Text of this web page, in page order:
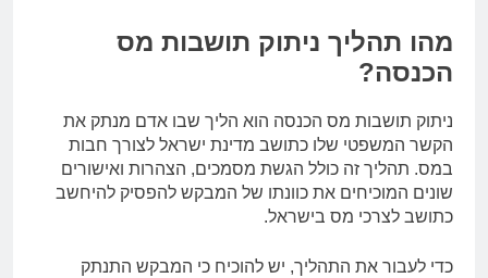
מהו תהליך ניתוק תושבות מס
הכנסה?
ניתוק תושבות מס הכנסה הוא הליך שבו אדם מנתק את
הקשר המשפטי שלו כתושב מדינת ישראל לצורך חבות
במס. תהליך זה כולל הגשת מסמכים, הצהרות ואישורים
שונים המוכיחים את כוונתו של המבקש להפסיק להיחשב
כתושב לצרכי מס בישראל.
כדי לעבור את התהליך, יש להוכיח כי המבקש התנתק